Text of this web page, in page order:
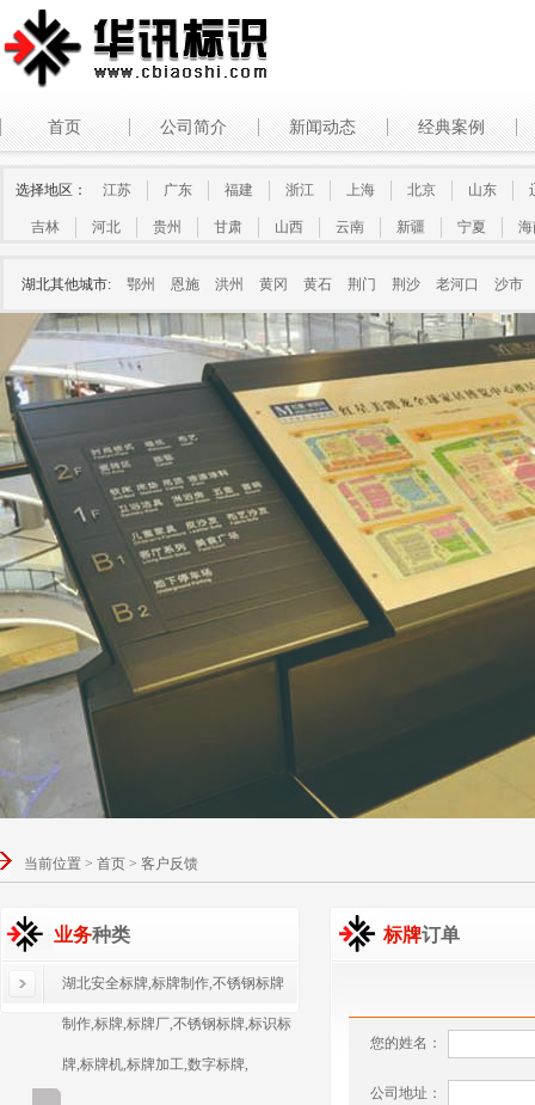
首页 公司简介 新闻动态 经典案例
选择地区： 江苏 广东 福建 浙江 上海 北京 山东
吉林 河北 贵州 甘肃 山西 云南 新疆 宁夏
湖北其他城市: 鄂州 恩施 洪州 黄冈 黄石 荆门 荆沙 老河口 沙市
当前位置 > 首页 > 客户反馈
业务种类
湖北安全标牌,标牌制作,不锈钢标牌
制作,标牌,标牌厂,不锈钢标牌,标识标
牌,标牌机,标牌加工,数字标牌,
标牌订单
您的姓名：
公司地址：